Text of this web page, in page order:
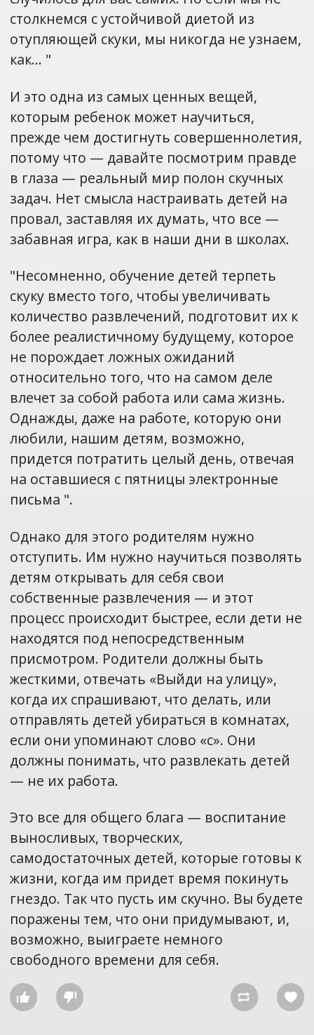
столкнемся с устойчивой диетой из
отупляющей скуки, мы никогда не узнаем,
как… "
И это одна из самых ценных вещей,
которым ребенок может научиться,
прежде чем достигнуть совершеннолетия,
потому что — давайте посмотрим правде
в глаза — реальный мир полон скучных
задач. Нет смысла настраивать детей на
провал, заставляя их думать, что все —
забавная игра, как в наши дни в школах.
"Несомненно, обучение детей терпеть
скуку вместо того, чтобы увеличивать
количество развлечений, подготовит их к
более реалистичному будущему, которое
не порождает ложных ожиданий
относительно того, что на самом деле
влечет за собой работа или сама жизнь.
Однажды, даже на работе, которую они
любили, нашим детям, возможно,
придется потратить целый день, отвечая
на оставшиеся с пятницы электронные
письма ".
Однако для этого родителям нужно
отступить. Им нужно научиться позволять
детям открывать для себя свои
собственные развлечения — и этот
процесс происходит быстрее, если дети не
находятся под непосредственным
присмотром. Родители должны быть
жесткими, отвечать «Выйди на улицу»,
когда их спрашивают, что делать, или
отправлять детей убираться в комнатах,
если они упоминают слово «с». Они
должны понимать, что развлекать детей
— не их работа.
Это все для общего блага — воспитание
выносливых, творческих,
самодостаточных детей, которые готовы к
жизни, когда им придет время покинуть
гнездо. Так что пусть им скучно. Вы будете
поражены тем, что они придумывают, и,
возможно, выиграете немного
свободного времени для себя.
   